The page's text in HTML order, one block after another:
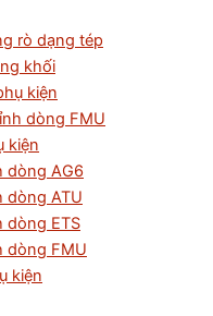
rò dạng tép
khối
kiện
dòng FMU
kiện
dòng AG6
dòng ATU
dòng ETS
dòng FMU
kiện